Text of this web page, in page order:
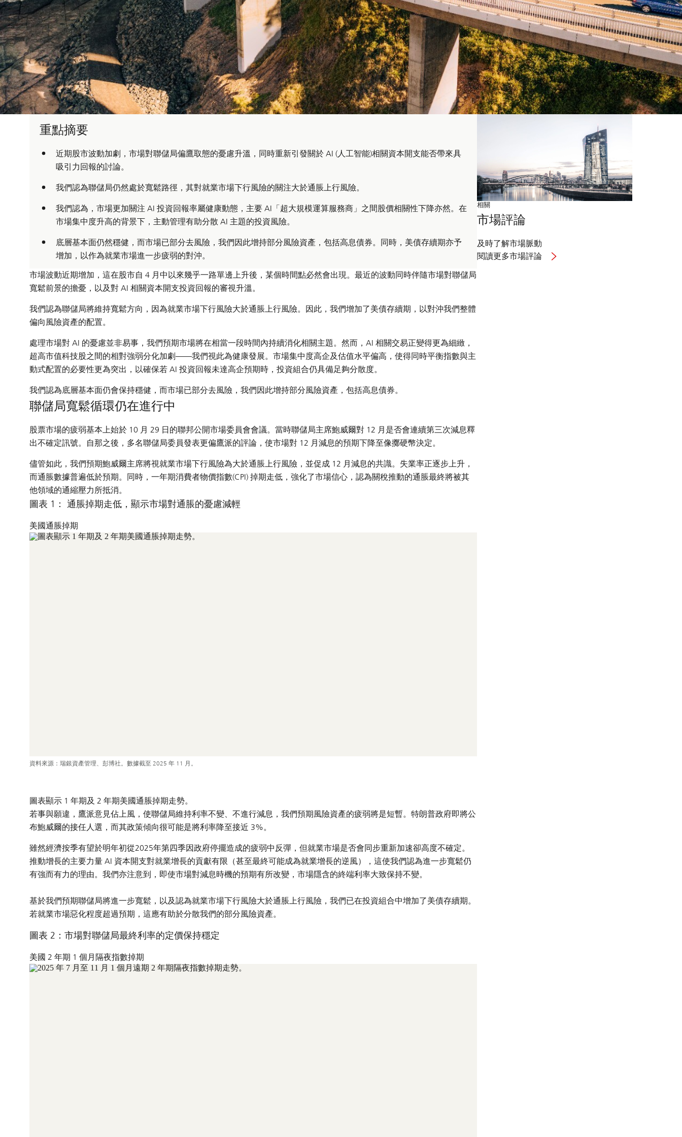
重點摘要
近期股市波動加劇，市場對聯儲局偏鷹取態的憂慮升溫，同時重新引發關於 AI (人工智能)相關資本開支能否帶來具
吸引力回報的討論。
我們認為聯儲局仍然處於寬鬆路徑，其對就業市場下行風險的關注大於通脹上行風險。
我們認為，市場更加關注 AI 投資回報率屬健康動態，主要 AI「超大規模運算服務商」之間股價相關性下降亦然。在
市場集中度升高的背景下，主動管理有助分散 AI 主題的投資風險。
底層基本面仍然穩健，而市場已部分去風險，我們因此增持部分風險資產，包括高息債券。同時，美債存續期亦予
增加，以作為就業市場進一步疲弱的對沖。
市場波動近期增加，這在股市自 4 月中以來幾乎一路單邊上升後，某個時間點必然會出現。最近的波動同時伴隨市場對聯儲局
寬鬆前景的擔憂，以及對 AI 相關資本開支投資回報的審視升溫。
我們認為聯儲局將維持寬鬆方向，因為就業市場下行風險大於通脹上行風險。因此，我們增加了美債存續期，以對沖我們整體
偏向風險資產的配置。
處理市場對 AI 的憂慮並非易事，我們預期市場將在相當一段時間內持續消化相關主題。然而，AI 相關交易正變得更為細緻，
超高市值科技股之間的相對強弱分化加劇——我們視此為健康發展。市場集中度高企及估值水平偏高，使得同時平衡指數與主
動式配置的必要性更為突出，以確保若 AI 投資回報未達高企預期時，投資組合仍具備足夠分散度。
我們認為底層基本面仍會保持穩健，而市場已部分去風險，我們因此增持部分風險資產，包括高息債券。
聯儲局寬鬆循環仍在進行中
股票市場的疲弱基本上始於 10 月 29 日的聯邦公開市場委員會會議。當時聯儲局主席鮑威爾對 12 月是否會連續第三次減息釋
出不確定訊號。自那之後，多名聯儲局委員發表更偏鷹派的評論，使市場對 12 月減息的預期下降至像擲硬幣決定。
儘管如此，我們預期鮑威爾主席將視就業市場下行風險為大於通脹上行風險，並促成 12 月減息的共識。失業率正逐步上升，
而通脹數據普遍低於預期。同時，一年期消費者物價指數(CPI) 掉期走低，強化了市場信心，認為關稅推動的通脹最終將被其
他領域的通縮壓力所抵消。
圖表 1： 通脹掉期走低，顯示市場對通脹的憂慮減輕
美國通脹掉期
資料來源：瑞銀資產管理、彭博社。數據截至 2025 年 11 月。
圖表顯示 1 年期及 2 年期美國通脹掉期走勢。
若事與願違，鷹派意見佔上風，使聯儲局維持利率不變、不進行減息，我們預期風險資產的疲弱將是短暫。特朗普政府即將公
布鮑威爾的接任人選，而其政策傾向很可能是將利率降至接近 3%。
雖然經濟按季有望於明年初從2025年第四季因政府停擺造成的疲弱中反彈，但就業市場是否會同步重新加速卻高度不確定。
推動增長的主要力量 AI 資本開支對就業增長的貢獻有限（甚至最終可能成為就業增長的逆風），這使我們認為進一步寬鬆仍
有強而有力的理由。我們亦注意到，即使市場對減息時機的預期有所改變，市場隱含的終端利率大致保持不變。
基於我們預期聯儲局將進一步寬鬆，以及認為就業市場下行風險大於通脹上行風險，我們已在投資組合中增加了美債存續期。
若就業市場惡化程度超過預期，這應有助於分散我們的部分風險資產。
圖表 2：市場對聯儲局最終利率的定價保持穩定
美國 2 年期 1 個月隔夜指數掉期
相關
市場評論
及時了解市場脈動
閱讀更多市場評論